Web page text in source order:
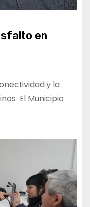
en
y la
El Municipio